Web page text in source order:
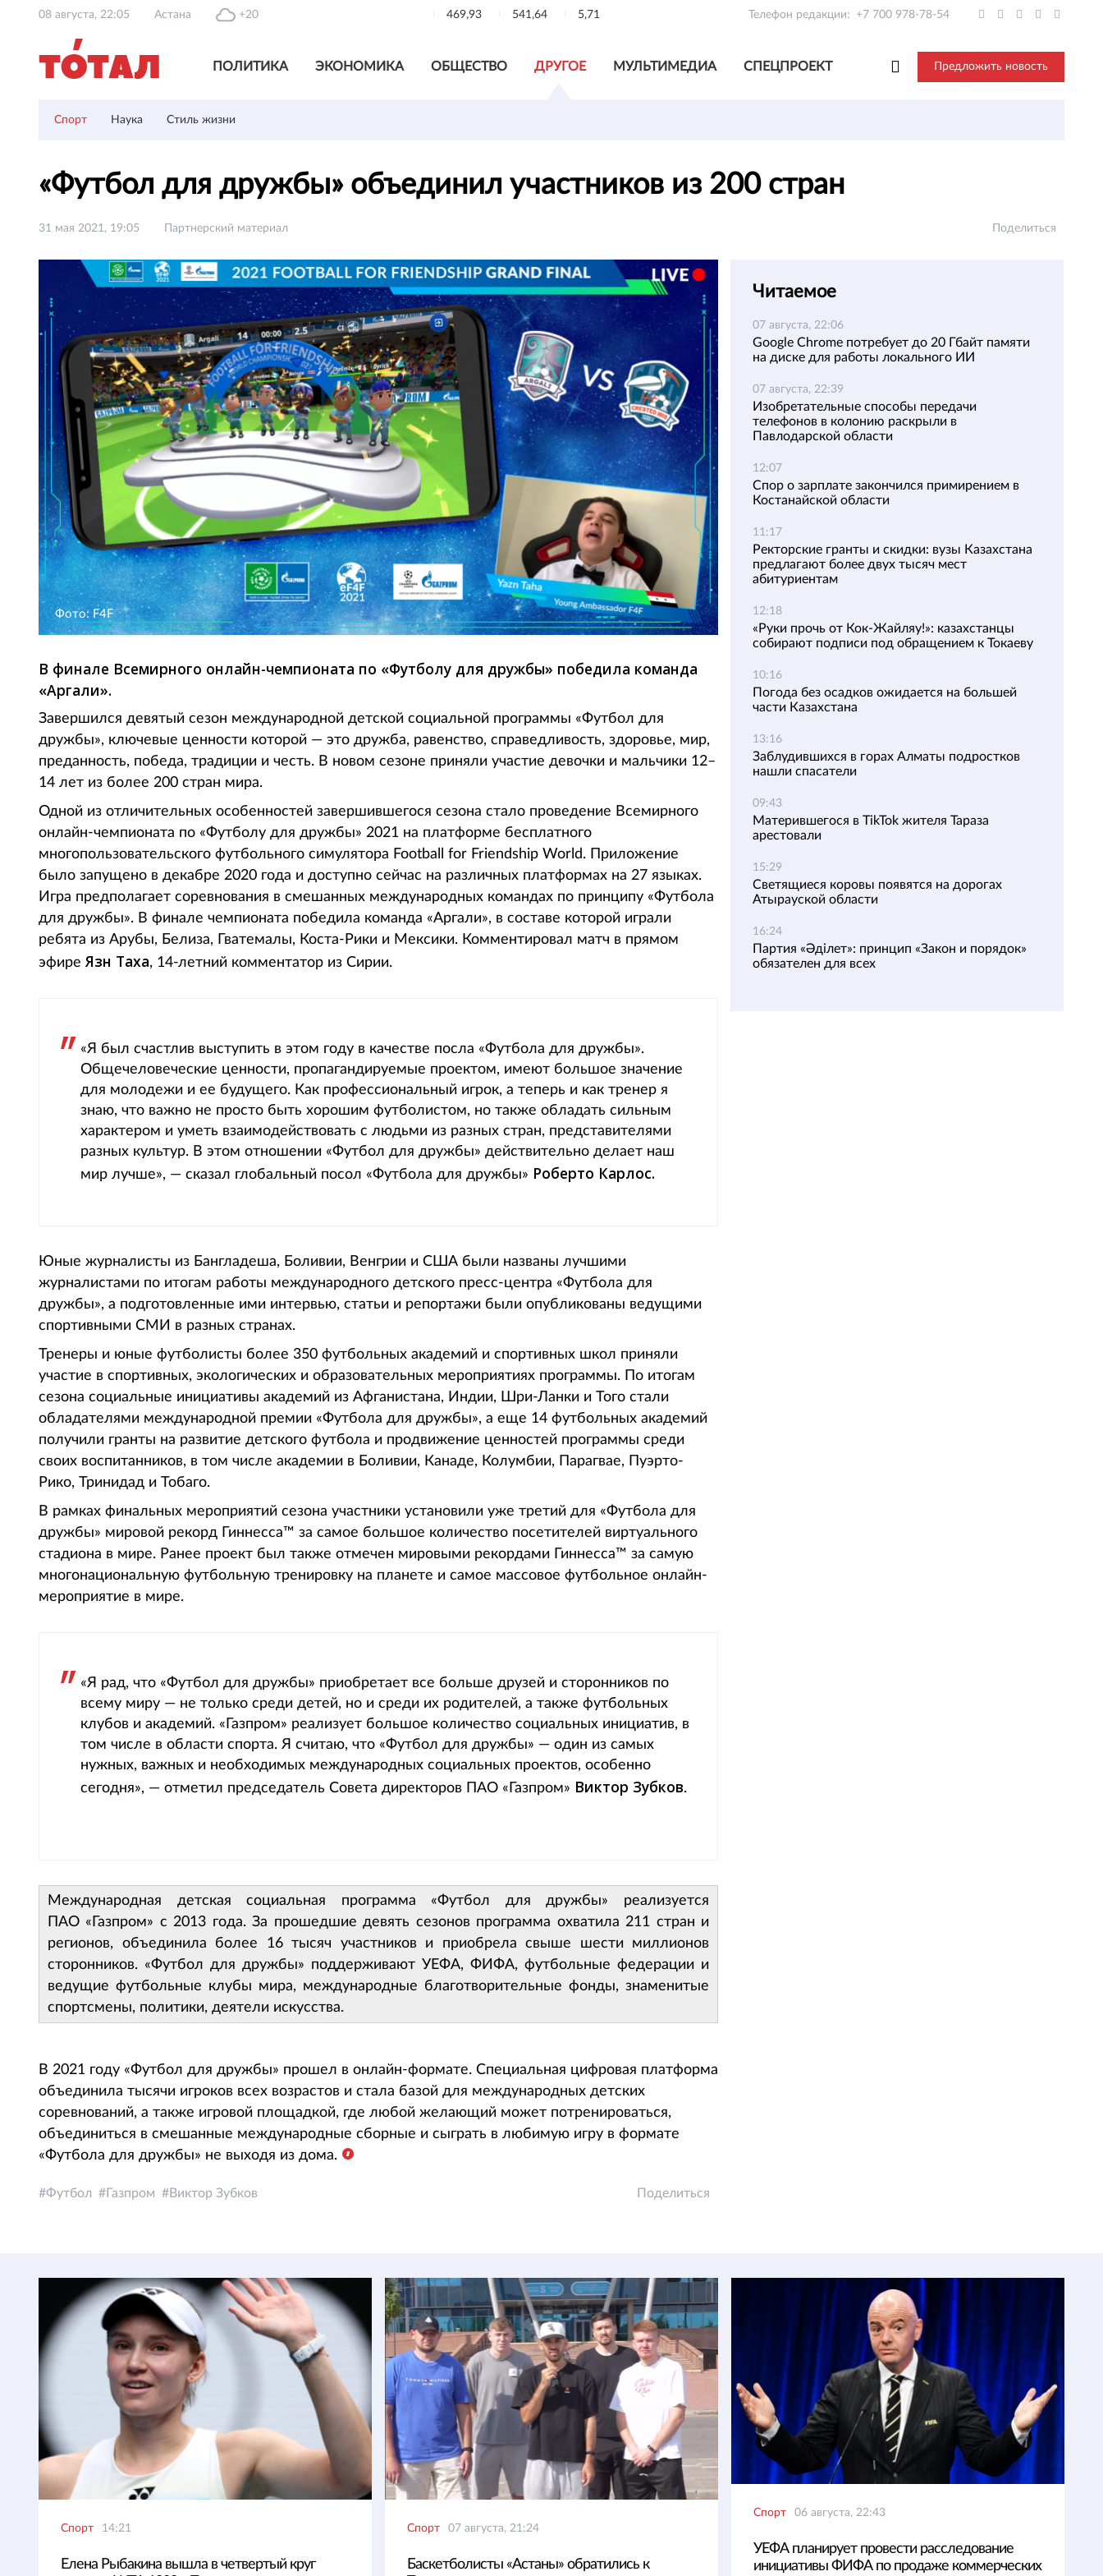
08 августа, 22:05 Астана +20 469,93 541,64 5,71 Телефон редакции: +7 700 978-78-54
ПОЛИТИКА ЭКОНОМИКА ОБЩЕСТВО ДРУГОЕ МУЛЬТИМЕДИА СПЕЦПРОЕКТ Предложить новость
Спорт Наука Стиль жизни
«Футбол для дружбы» объединил участников из 200 стран
31 мая 2021, 19:05 Партнерский материал Поделиться
Фото: F4F
В финале Всемирного онлайн-чемпионата по «Футболу для дружбы» победила команда
«Аргали».
Завершился девятый сезон международной детской социальной программы «Футбол для
дружбы», ключевые ценности которой — это дружба, равенство, справедливость, здоровье, мир,
преданность, победа, традиции и честь. В новом сезоне приняли участие девочки и мальчики 12–
14 лет из более 200 стран мира.
Одной из отличительных особенностей завершившегося сезона стало проведение Всемирного
онлайн-чемпионата по «Футболу для дружбы» 2021 на платформе бесплатного
многопользовательского футбольного симулятора Football for Friendship World. Приложение
было запущено в декабре 2020 года и доступно сейчас на различных платформах на 27 языках.
Игра предполагает соревнования в смешанных международных командах по принципу «Футбола
для дружбы». В финале чемпионата победила команда «Аргали», в составе которой играли
ребята из Арубы, Белиза, Гватемалы, Коста-Рики и Мексики. Комментировал матч в прямом
эфире Язн Таха, 14-летний комментатор из Сирии.
«Я был счастлив выступить в этом году в качестве посла «Футбола для дружбы».
Общечеловеческие ценности, пропагандируемые проектом, имеют большое значение
для молодежи и ее будущего. Как профессиональный игрок, а теперь и как тренер я
знаю, что важно не просто быть хорошим футболистом, но также обладать сильным
характером и уметь взаимодействовать с людьми из разных стран, представителями
разных культур. В этом отношении «Футбол для дружбы» действительно делает наш
мир лучше», — сказал глобальный посол «Футбола для дружбы» Роберто Карлос.
Юные журналисты из Бангладеша, Боливии, Венгрии и США были названы лучшими
журналистами по итогам работы международного детского пресс-центра «Футбола для
дружбы», а подготовленные ими интервью, статьи и репортажи были опубликованы ведущими
спортивными СМИ в разных странах.
Тренеры и юные футболисты более 350 футбольных академий и спортивных школ приняли
участие в спортивных, экологических и образовательных мероприятиях программы. По итогам
сезона социальные инициативы академий из Афганистана, Индии, Шри-Ланки и Того стали
обладателями международной премии «Футбола для дружбы», а еще 14 футбольных академий
получили гранты на развитие детского футбола и продвижение ценностей программы среди
своих воспитанников, в том числе академии в Боливии, Канаде, Колумбии, Парагвае, Пуэрто-
Рико, Тринидад и Тобаго.
В рамках финальных мероприятий сезона участники установили уже третий для «Футбола для
дружбы» мировой рекорд Гиннесса™ за самое большое количество посетителей виртуального
стадиона в мире. Ранее проект был также отмечен мировыми рекордами Гиннесса™ за самую
многонациональную футбольную тренировку на планете и самое массовое футбольное онлайн-
мероприятие в мире.
«Я рад, что «Футбол для дружбы» приобретает все больше друзей и сторонников по
всему миру — не только среди детей, но и среди их родителей, а также футбольных
клубов и академий. «Газпром» реализует большое количество социальных инициатив, в
том числе в области спорта. Я считаю, что «Футбол для дружбы» — один из самых
нужных, важных и необходимых международных социальных проектов, особенно
сегодня», — отметил председатель Совета директоров ПАО «Газпром» Виктор Зубков.
Международная детская социальная программа «Футбол для дружбы» реализуется
ПАО «Газпром» с 2013 года. За прошедшие девять сезонов программа охватила 211 стран и
регионов, объединила более 16 тысяч участников и приобрела свыше шести миллионов
сторонников. «Футбол для дружбы» поддерживают УЕФА, ФИФА, футбольные федерации и
ведущие футбольные клубы мира, международные благотворительные фонды, знаменитые
спортсмены, политики, деятели искусства.
В 2021 году «Футбол для дружбы» прошел в онлайн-формате. Специальная цифровая платформа
объединила тысячи игроков всех возрастов и стала базой для международных детских
соревнований, а также игровой площадкой, где любой желающий может потренироваться,
объединиться в смешанные международные сборные и сыграть в любимую игру в формате
«Футбола для дружбы» не выходя из дома.
Футбол Газпром Виктор Зубков Поделиться
Читаемое
07 августа, 22:06
Google Chrome потребует до 20 Гбайт памяти
на диске для работы локального ИИ
07 августа, 22:39
Изобретательные способы передачи
телефонов в колонию раскрыли в
Павлодарской области
12:07
Спор о зарплате закончился примирением в
Костанайской области
11:17
Ректорские гранты и скидки: вузы Казахстана
предлагают более двух тысяч мест
абитуриентам
12:18
«Руки прочь от Кок-Жайляу!»: казахстанцы
собирают подписи под обращением к Токаеву
10:16
Погода без осадков ожидается на большей
части Казахстана
13:16
Заблудившихся в горах Алматы подростков
нашли спасатели
09:43
Матерившегося в TikTok жителя Тараза
арестовали
15:29
Светящиеся коровы появятся на дорогах
Атырауской области
16:24
Партия «Әділет»: принцип «Закон и порядок»
обязателен для всех
Спорт 14:21
Елена Рыбакина вышла в четвертый круг
Спорт 07 августа, 21:24
Баскетболисты «Астаны» обратились к
Спорт 06 августа, 22:43
УЕФА планирует провести расследование
инициативы ФИФА по продаже коммерческих